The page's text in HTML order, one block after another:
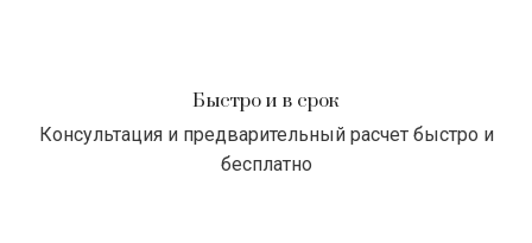
Быстро и в срок
Консультация и предварительный расчет быстро и
бесплатно